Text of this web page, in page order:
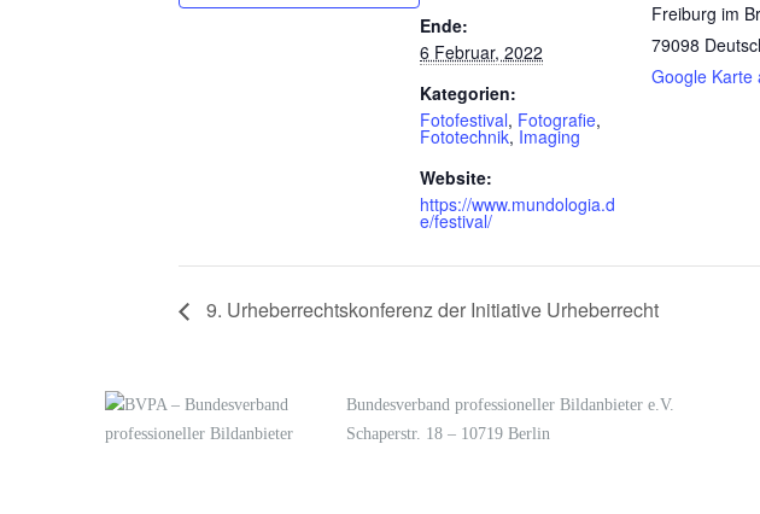
Ende:
6 Februar, 2022
Kategorien:
Fotofestival, Fotografie,
Fototechnik, Imaging
Website:
https://www.mundologia.d
e/festival/
Freiburg im
79098
Google Karte
9. Urheberrechtskonferenz der Initiative Urheberrecht
Bundesverband professioneller Bildanbieter e.V.
Schaperstr. 18 – 10719 Berlin